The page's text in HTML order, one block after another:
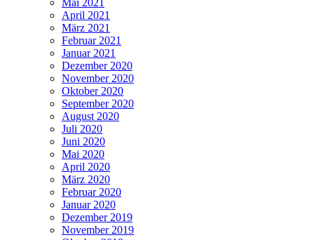
April 2021
März 2021
Februar 2021
Januar 2021
Dezember 2020
November 2020
Oktober 2020
September 2020
August 2020
Juli 2020
Juni 2020
Mai 2020
April 2020
März 2020
Februar 2020
Januar 2020
Dezember 2019
November 2019